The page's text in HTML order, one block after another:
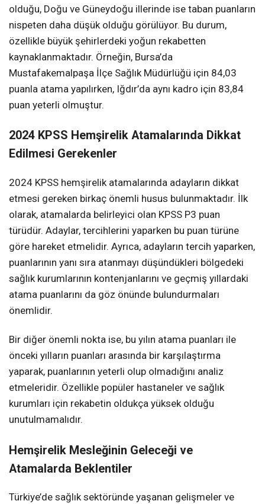
olduğu, Doğu ve Güneydoğu illerinde ise taban puanların
nispeten daha düşük olduğu görülüyor. Bu durum,
özellikle büyük şehirlerdeki yoğun rekabetten
kaynaklanmaktadır. Örneğin, Bursa’da
Mustafakemalpaşa İlçe Sağlık Müdürlüğü için 84,03
puanla atama yapılırken, Iğdır’da aynı kadro için 83,84
puan yeterli olmuştur.
2024 KPSS Hemşirelik Atamalarında Dikkat
Edilmesi Gerekenler
2024 KPSS hemşirelik atamalarında adayların dikkat
etmesi gereken birkaç önemli husus bulunmaktadır. İlk
olarak, atamalarda belirleyici olan KPSS P3 puan
türüdür. Adaylar, tercihlerini yaparken bu puan türüne
göre hareket etmelidir. Ayrıca, adayların tercih yaparken,
puanlarının yanı sıra atanmayı düşündükleri bölgedeki
sağlık kurumlarının kontenjanlarını ve geçmiş yıllardaki
atama puanlarını da göz önünde bulundurmaları
önemlidir.
Bir diğer önemli nokta ise, bu yılın atama puanları ile
önceki yılların puanları arasında bir karşılaştırma
yaparak, puanlarının yeterli olup olmadığını analiz
etmeleridir. Özellikle popüler hastaneler ve sağlık
kurumları için rekabetin oldukça yüksek olduğu
unutulmamalıdır.
Hemşirelik Mesleğinin Geleceği ve
Atamalarda Beklentiler
Türkiye’de sağlık sektöründe yaşanan gelişmeler ve